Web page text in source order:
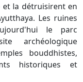
et la détruisirent en
Les ruines
le parc
archéologique
bouddhistes,
historiques et